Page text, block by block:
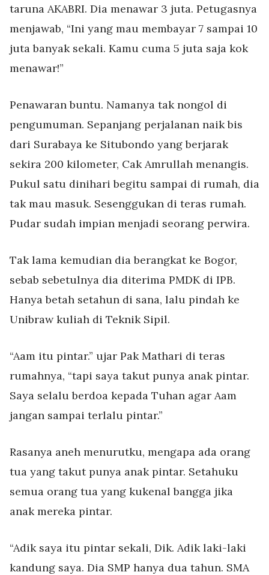
taruna AKABRI. Dia menawar 3 juta. Petugasnya
menjawab, “Ini yang mau membayar 7 sampai 10
juta banyak sekali. Kamu cuma 5 juta saja kok
menawar!”
Penawaran buntu. Namanya tak nongol di
pengumuman. Sepanjang perjalanan naik bis
dari Surabaya ke Situbondo yang berjarak
sekira 200 kilometer, Cak Amrullah menangis.
Pukul satu dinihari begitu sampai di rumah, dia
tak mau masuk. Sesenggukan di teras rumah.
Pudar sudah impian menjadi seorang perwira.
Tak lama kemudian dia berangkat ke Bogor,
sebab sebetulnya dia diterima PMDK di IPB.
Hanya betah setahun di sana, lalu pindah ke
Unibraw kuliah di Teknik Sipil.
“Aam itu pintar.” ujar Pak Mathari di teras
rumahnya, “tapi saya takut punya anak pintar.
Saya selalu berdoa kepada Tuhan agar Aam
jangan sampai terlalu pintar.”
Rasanya aneh menurutku, mengapa ada orang
tua yang takut punya anak pintar. Setahuku
semua orang tua yang kukenal bangga jika
anak mereka pintar.
“Adik saya itu pintar sekali, Dik. Adik laki-laki
kandung saya. Dia SMP hanya dua tahun. SMA